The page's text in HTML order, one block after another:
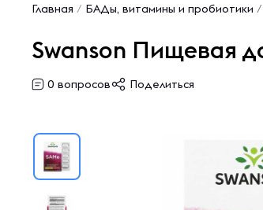
Главная / БАДы, витамины и пробиотики /
Swanson Пищевая
0 вопросов Поделиться